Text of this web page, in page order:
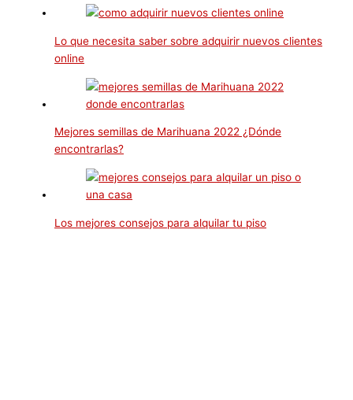
Lo que necesita saber sobre adquirir nuevos clientes
online
Mejores semillas de Marihuana 2022 ¿Dónde
encontrarlas?
Los mejores consejos para alquilar tu piso